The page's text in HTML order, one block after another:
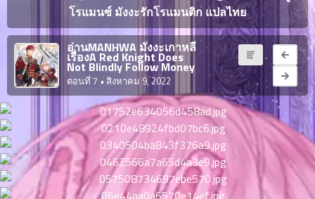
มังงะ NTR
อ่านมังงะ
โรแมนซ์ มังงะรักโรแมนติก แปลไทย
อ่านMANHWA มังงะเกาหลี
เรื่องA Red Knight Does
Not Blindly Follow Money
ตอนที่ 7 • สิงหาคม 9, 2022
ตอน
ที่
7
ตอน
ที่
น
8
ตอน
ที่
น